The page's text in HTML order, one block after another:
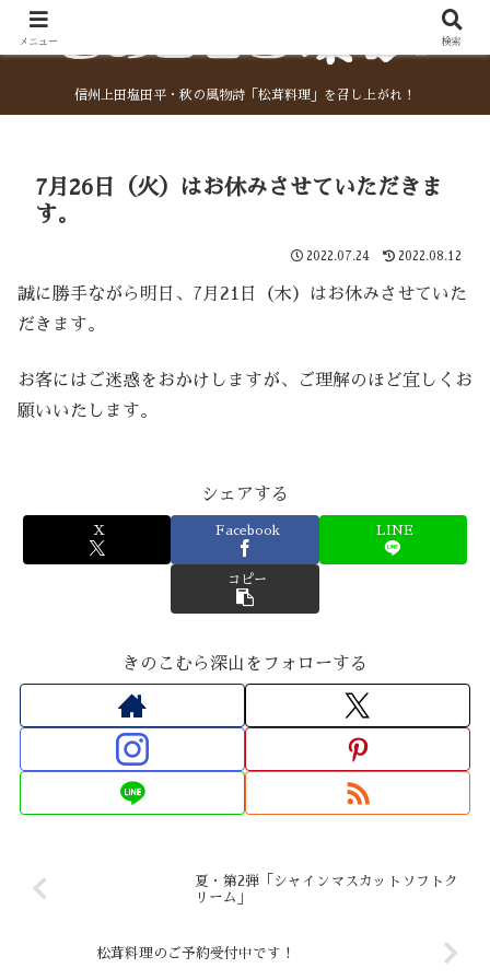
信州上田塩田平・秋の風物詩「松茸料理」を召し上がれ！
7月26日（火）はお休みさせていただきま
す。
2022.07.24 2022.08.12
誠に勝手ながら明日、7月21日（木）はお休みさせていた
だきます。
お客にはご迷惑をおかけしますが、ご理解のほど宜しくお
願いいたします。
シェアする
X Facebook LINE
コピー
きのこむら深山をフォローする
夏・第2弾「シャインマスカットソフトク
リーム」
松茸料理のご予約受付中です！
メニュー 検索